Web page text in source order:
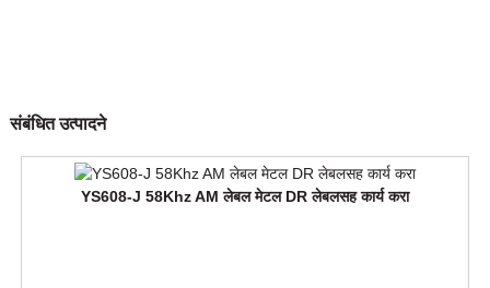
संबंधित उत्पादने
YS608-J 58Khz AM लेबल मेटल DR लेबलसह कार्य करा